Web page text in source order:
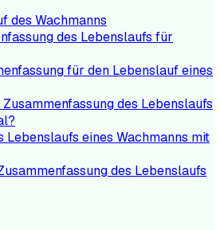
des Wachmanns
des Lebenslaufs für
für den Lebenslauf eines
des Lebenslaufs
Lebenslaufs eines Wachmanns mit
des Lebenslaufs